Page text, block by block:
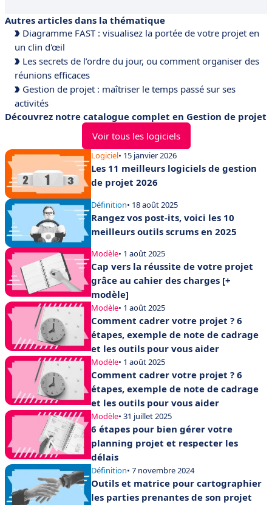
Autres articles dans la thématique
Diagramme FAST : visualisez la portée de votre projet en
un clin d'œil
Les secrets de l’ordre du jour, ou comment organiser des
réunions efficaces
Gestion de projet : maîtriser le temps passé sur ses
activités
Découvrez notre catalogue complet en Gestion de projet
Voir tous les logiciels
Logiciel• 15 janvier 2026
Les 11 meilleurs logiciels de gestion
de projet 2026
Définition• 18 août 2025
Rangez vos post-its, voici les 10
meilleurs outils scrums en 2025
Modèle• 1 août 2025
Cap vers la réussite de votre projet
grâce au cahier des charges [+
modèle]
Modèle• 1 août 2025
Comment cadrer votre projet ? 6
étapes, exemple de note de cadrage
et les outils pour vous aider
Modèle• 1 août 2025
Comment cadrer votre projet ? 6
étapes, exemple de note de cadrage
et les outils pour vous aider
Modèle• 31 juillet 2025
6 étapes pour bien gérer votre
planning projet et respecter les
délais
Définition• 7 novembre 2024
Outils et matrice pour cartographier
les parties prenantes de son projet